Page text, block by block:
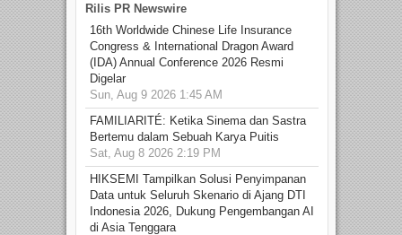
Rilis PR Newswire
16th Worldwide Chinese Life Insurance
Congress & International Dragon Award
(IDA) Annual Conference 2026 Resmi
Digelar
Sun, Aug 9 2026 1:45 AM
FAMILIARITÉ: Ketika Sinema dan Sastra
Bertemu dalam Sebuah Karya Puitis
Sat, Aug 8 2026 2:19 PM
HIKSEMI Tampilkan Solusi Penyimpanan
Data untuk Seluruh Skenario di Ajang DTI
Indonesia 2026, Dukung Pengembangan AI
di Asia Tenggara